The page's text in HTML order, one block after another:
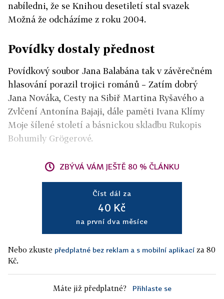
nabíledni, že se Knihou desetiletí stal svazek
Možná že odcházíme z roku 2004.
Povídky dostaly přednost
Povídkový soubor Jana Balabána tak v závěrečném
hlasování porazil trojici románů – Zatím dobrý
Jana Nováka, Cesty na Sibiř Martina Ryšavého a
Zvlčení Antonína Bajaji, dále paměti Ivana Klímy
Moje šílené století a básnickou skladbu Rukopis
Bohumily Grögerové.
ZBÝVÁ VÁM JEŠTĚ 80 % ČLÁNKU
Číst dál za
40 Kč
na první dva měsíce
Nebo zkuste předplatné bez reklam a s mobilní aplikací za 80
Kč.
Máte již předplatné? Přihlaste se